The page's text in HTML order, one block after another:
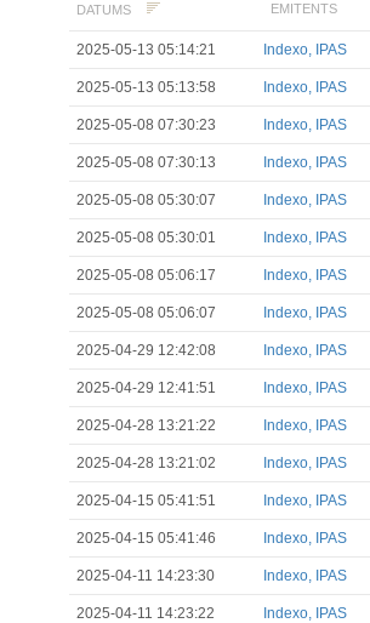
DATUMS EMITENTS
2025-05-13 05:14:21 Indexo, IPAS
2025-05-13 05:13:58 Indexo, IPAS
2025-05-08 07:30:23 Indexo, IPAS
2025-05-08 07:30:13 Indexo, IPAS
2025-05-08 05:30:07 Indexo, IPAS
2025-05-08 05:30:01 Indexo, IPAS
2025-05-08 05:06:17 Indexo, IPAS
2025-05-08 05:06:07 Indexo, IPAS
2025-04-29 12:42:08 Indexo, IPAS
2025-04-29 12:41:51 Indexo, IPAS
2025-04-28 13:21:22 Indexo, IPAS
2025-04-28 13:21:02 Indexo, IPAS
2025-04-15 05:41:51 Indexo, IPAS
2025-04-15 05:41:46 Indexo, IPAS
2025-04-11 14:23:30 Indexo, IPAS
2025-04-11 14:23:22 Indexo, IPAS